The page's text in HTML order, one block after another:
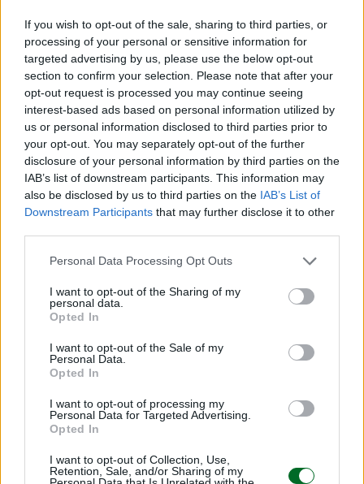
If you wish to opt-out of the sale, sharing to third parties, or
processing of your personal or sensitive information for
targeted advertising by us, please use the below opt-out
section to confirm your selection. Please note that after your
opt-out request is processed you may continue seeing
interest-based ads based on personal information utilized by
us or personal information disclosed to third parties prior to
your opt-out. You may separately opt-out of the further
disclosure of your personal information by third parties on the
IAB’s list of downstream participants. This information may
also be disclosed by us to third parties on the IAB’s List of
Downstream Participants that may further disclose it to other
Personal Data Processing Opt Outs
I want to opt-out of the Sharing of my
personal data.
Opted In
I want to opt-out of the Sale of my
Personal Data.
Opted In
I want to opt-out of processing my
Personal Data for Targeted Advertising.
Opted In
I want to opt-out of Collection, Use,
Retention, Sale, and/or Sharing of my
Per chi ha partita Iva contano l’anzianità
dell’attività e la capacità di generare reddito nel
tempo, documentata attraverso dichiarazioni
fiscali e bilanci. Il mutuo può risultare più oneroso
in termini di spread, proprio perché l’istituto
remunera un rischio maggiore. In alcuni casi
vengono richieste coperture assicurative o
inserite clausole che consentono di sospendere
le rate in caso di difficoltà.
Anche in questi casi, la garanzia del Fondo prima
casa può rappresentare un elemento di
rassicurazione per la banca, riducendo il rischio e
Nella tabella, Facile.it ha raccolto i migliori mutui a
big si segnala inoltre, non inclusa nella